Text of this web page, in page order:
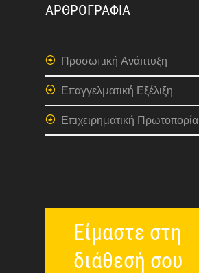
ΑΡΘΡΟΓΡΑΦΙΑ
Προσωπική Ανάπτυξη
Επαγγελματική Εξέλιξη
Επιχειρηματική Πρωτοπορία
Είμαστε στη
διάθεσή σου